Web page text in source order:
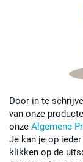
Door in te
van onze
onze Algemene
Je kan je op
klikken op de